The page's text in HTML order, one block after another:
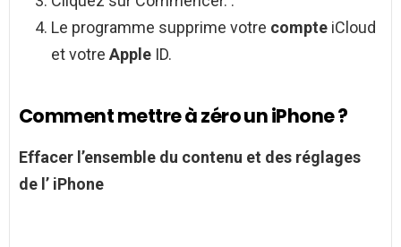
Le programme supprime votre compte iCloud
et votre Apple ID.
Comment mettre à zéro un iPhone ?
Effacer l’ensemble du contenu et des réglages
de l’ iPhone